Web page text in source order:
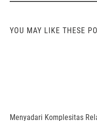
YOU MAY LIKE THESE
Menyadari Komplesitas